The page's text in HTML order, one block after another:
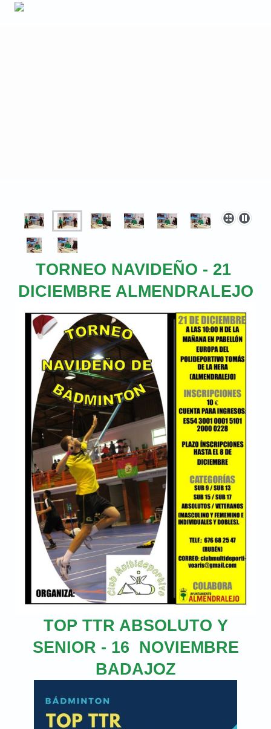
TORNEO NAVIDEÑO - 21
DICIEMBRE ALMENDRALEJO
TOP TTR ABSOLUTO Y
SENIOR - 16 NOVIEMBRE
BADAJOZ